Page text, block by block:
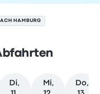
HAMBURG
Di,
Mi,
Do,